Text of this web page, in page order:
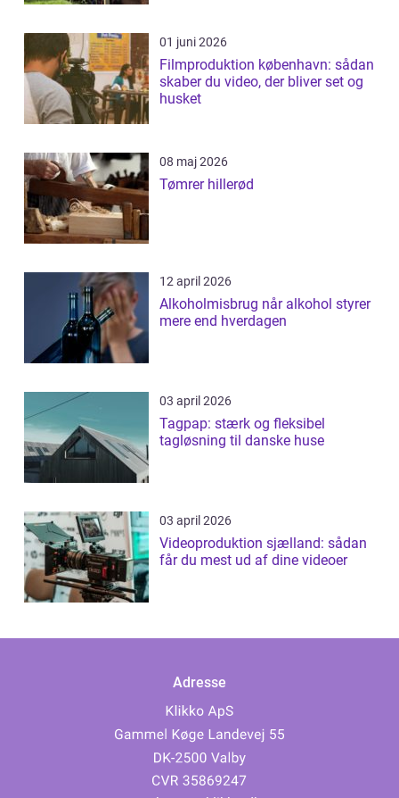
01 juni 2026
Filmproduktion københavn: sådan
skaber du video, der bliver set og
husket
08 maj 2026
Tømrer hillerød
12 april 2026
Alkoholmisbrug når alkohol styrer
mere end hverdagen
03 april 2026
Tagpap: stærk og fleksibel
tagløsning til danske huse
03 april 2026
Videoproduktion sjælland: sådan
får du mest ud af dine videoer
Adresse